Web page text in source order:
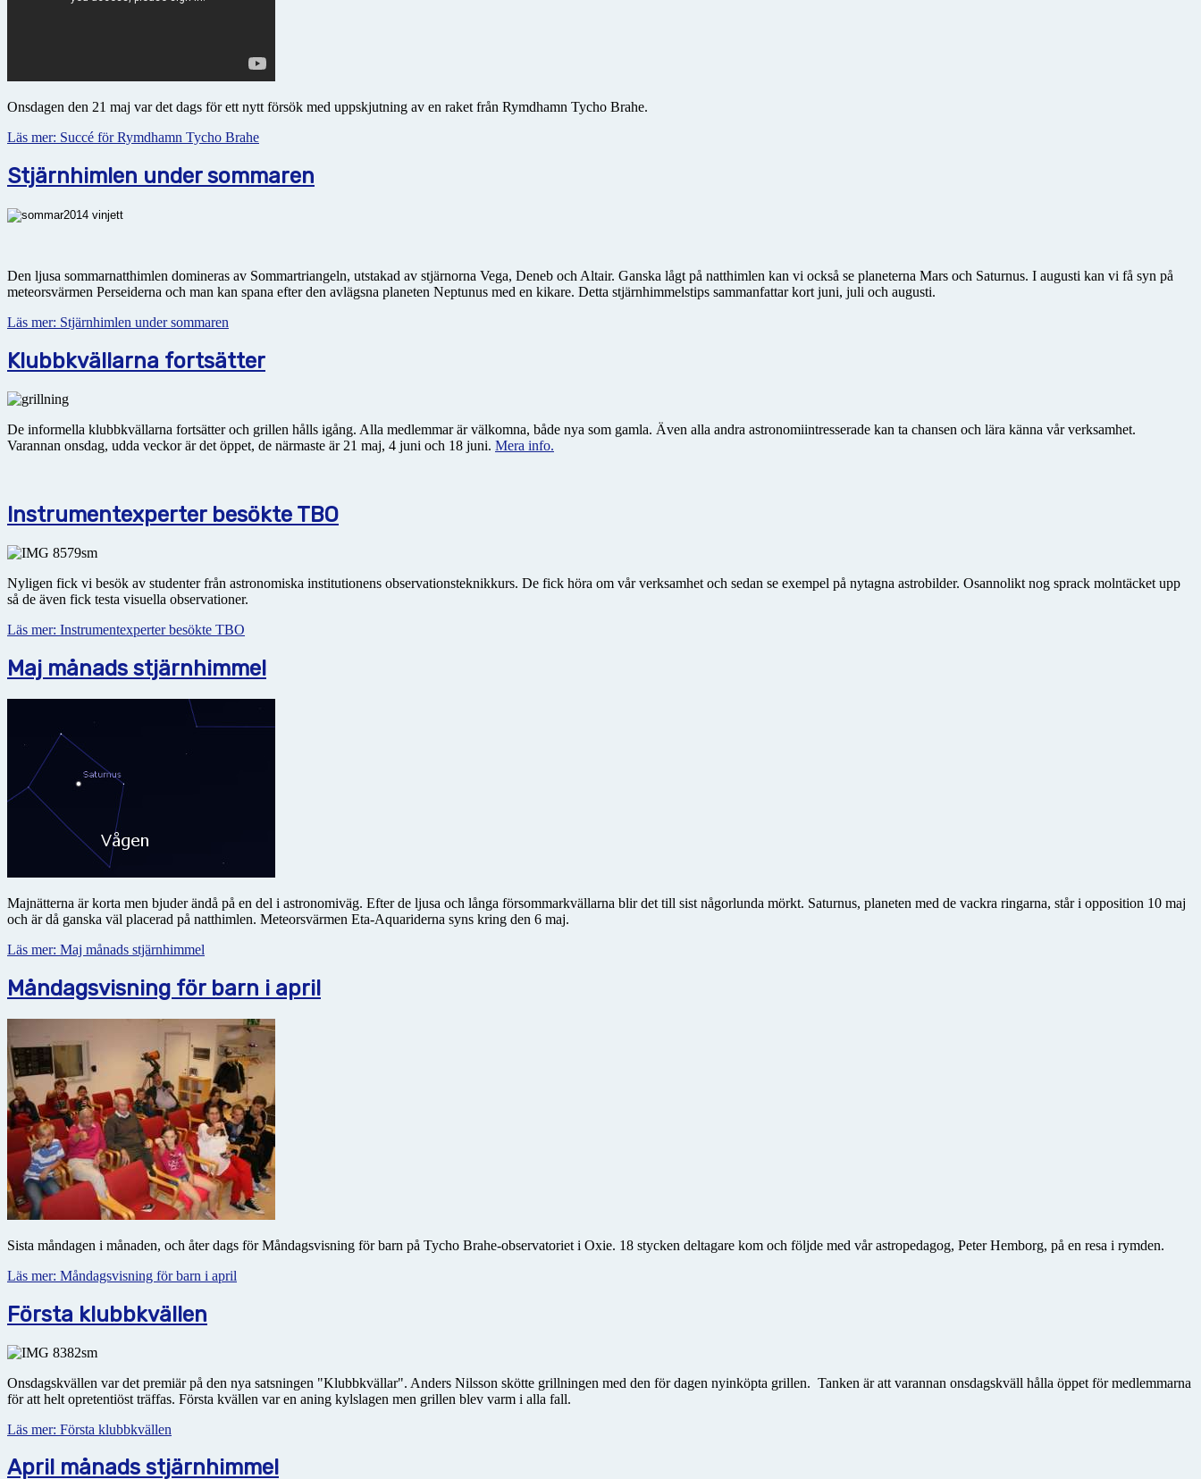
Onsdagen den 21 maj var det dags för ett nytt försök med uppskjutning av en raket från Rymdhamn Tycho Brahe.
Läs mer: Succé för Rymdhamn Tycho Brahe
Stjärnhimlen under sommaren
Den ljusa sommarnatthimlen domineras av Sommartriangeln, utstakad av stjärnorna Vega, Deneb och Altair. Ganska lågt på natthimlen kan vi också se planeterna Mars och Saturnus. I augusti kan vi få syn på
meteorsvärmen Perseiderna och man kan spana efter den avlägsna planeten Neptunus med en kikare. Detta stjärnhimmelstips sammanfattar kort juni, juli och augusti.
Läs mer: Stjärnhimlen under sommaren
Klubbkvällarna fortsätter
De informella klubbkvällarna fortsätter och grillen hålls igång. Alla medlemmar är välkomna, både nya som gamla. Även alla andra astronomiintresserade kan ta chansen och lära känna vår verksamhet.
Varannan onsdag, udda veckor är det öppet, de närmaste är 21 maj, 4 juni och 18 juni. Mera info.
Instrumentexperter besökte TBO
Nyligen fick vi besök av studenter från astronomiska institutionens observationsteknikkurs. De fick höra om vår verksamhet och sedan se exempel på nytagna astrobilder. Osannolikt nog sprack molntäcket upp
så de även fick testa visuella observationer.
Läs mer: Instrumentexperter besökte TBO
Maj månads stjärnhimmel
Majnätterna är korta men bjuder ändå på en del i astronomiväg. Efter de ljusa och långa försommarkvällarna blir det till sist någorlunda mörkt. Saturnus, planeten med de vackra ringarna, står i opposition 10 maj
och är då ganska väl placerad på natthimlen. Meteorsvärmen Eta-Aquariderna syns kring den 6 maj.
Läs mer: Maj månads stjärnhimmel
Måndagsvisning för barn i april
Sista måndagen i månaden, och åter dags för Måndagsvisning för barn på Tycho Brahe-observatoriet i Oxie. 18 stycken deltagare kom och följde med vår astropedagog, Peter Hemborg, på en resa i rymden.
Läs mer: Måndagsvisning för barn i april
Första klubbkvällen
Onsdagskvällen var det premiär på den nya satsningen "Klubbkvällar". Anders Nilsson skötte grillningen med den för dagen nyinköpta grillen. Tanken är att varannan onsdagskväll hålla öppet för medlemmarna
för att helt opretentiöst träffas. Första kvällen var en aning kylslagen men grillen blev varm i alla fall.
Läs mer: Första klubbkvällen
April månads stjärnhimmel